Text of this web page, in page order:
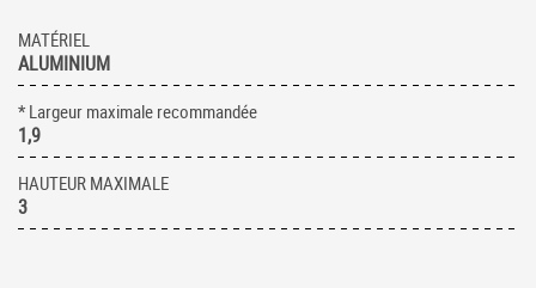
MATÉRIEL
ALUMINIUM
* Largeur maximale recommandée
1,9
HAUTEUR MAXIMALE
3